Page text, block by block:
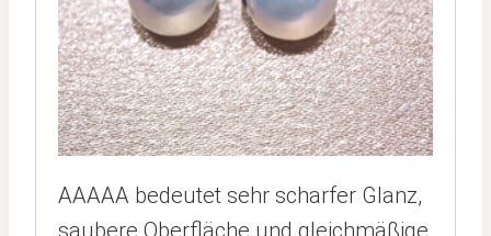
AAAAA bedeutet sehr scharfer Glanz,
saubere Oberfläche und gleichmäßige